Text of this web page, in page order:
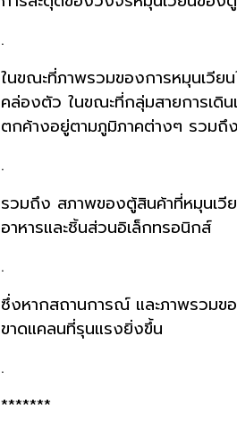
.
ในขณะที่ภาพรวมของการหมุนเวียน
คล่องตัว ในขณะที่กลุ่มสายการเดิ
ตกค้างอยู่ตามภูมิภาคต่างๆ รวมถึ
.
รวมถึง สภาพของตู้สินค้าที่หมุนเวีย
อาหารและชิ้นส่วนอิเล็กทรอนิกส์
.
ซึ่งหากสถานการณ์ และภาพรวมข
ขาดแคลนที่รุนแรงยิ่งขึ้น
.
*******